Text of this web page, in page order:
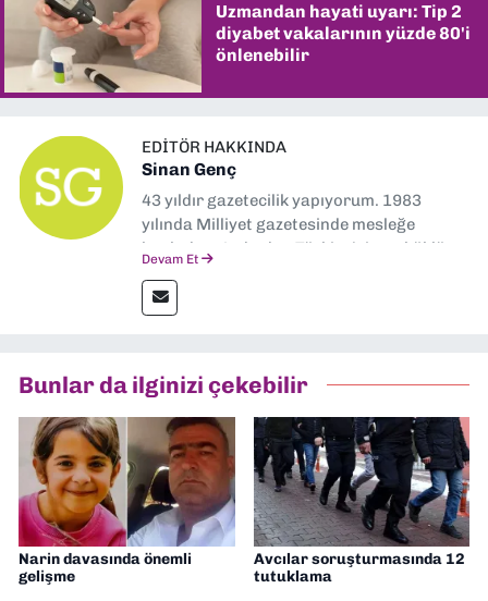
Uzmandan hayati uyarı: Tip 2
diyabet vakalarının yüzde 80'i
önlenebilir
EDITÖR HAKKINDA
Sinan Genç
43 yıldır gazetecilik yapıyorum. 1983
yılında Milliyet gazetesinde mesleğe
başladım. Ardından Türkiye’nin en köklü
muhabir, editör, müdür yardımcısı ve spor
müdürü olarak görev yaptım. Ayrıca Yeni
Gazetesi'nde editörlük yapıyorum
Devam Et
Bunlar da ilginizi çekebilir
Narin davasında önemli
gelişme
Avcılar soruşturmasında 12
tutuklama